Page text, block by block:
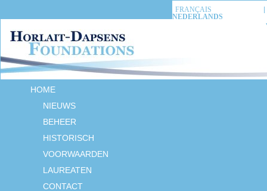
FRANÇAIS
NEDERLANDS
HOME
NIEUWS
BEHEER
HISTORISCH
VOORWAARDEN
LAUREATEN
CONTACT